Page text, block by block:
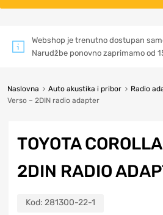
Webshop je trenutno dostupan
Narudžbe ponovno zaprimamo od
Naslovna Auto akustika i pribor Radio
Verso – 2DIN radio adapter
TOYOTA
2DIN RADIO
Kod: 281300-22-1